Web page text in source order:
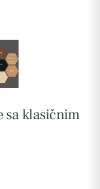
sa klasičnim